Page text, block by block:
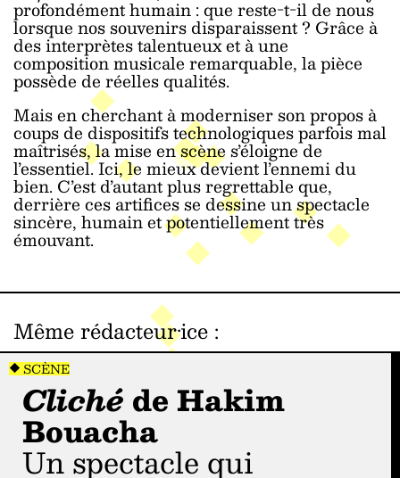
profondément humain : que reste-t-il de nous
lorsque nos souvenirs disparaissent ? Grâce à
des interprètes talentueux et à une
composition musicale remarquable, la pièce
possède de réelles qualités.
Mais en cherchant à moderniser son propos à
coups de dispositifs technologiques parfois mal
maîtrisés, la mise en scène s’éloigne de
l’essentiel. Ici, le mieux devient l’ennemi du
bien. C’est d’autant plus regrettable que,
derrière ces artifices se dessine un spectacle
sincère, humain et potentiellement très
émouvant.
Même rédacteur·ice :
SCÈNE
Cliché de Hakim
Bouacha
Un spectacle qui